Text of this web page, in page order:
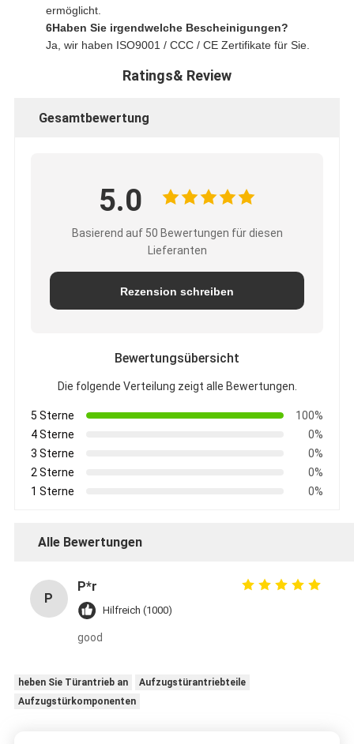
ermöglicht.
6Haben Sie irgendwelche Bescheinigungen?
Ja, wir haben ISO9001 / CCC / CE Zertifikate für Sie.
Ratings& Review
Gesamtbewertung
5.0
Basierend auf 50 Bewertungen für diesen
Lieferanten
Rezension schreiben
Bewertungsübersicht
Die folgende Verteilung zeigt alle Bewertungen.
5 Sterne
100%
4 Sterne
0%
3 Sterne
0%
2 Sterne
0%
1 Sterne
0%
Alle Bewertungen
P
P*r
Hilfreich (1000)
good
heben Sie Türantrieb an
Aufzugstürantriebteile
Aufzugstürkomponenten